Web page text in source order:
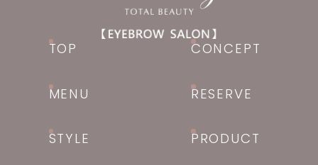
TOP CONCEPT
MENU RESERVE
STYLE PRODUCT